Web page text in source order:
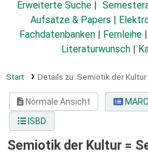
Erweiterte Suche
Aufsätze & Papers
Fachdatenbanken
Fernleihe
Literaturwunsch
Start Details zu: Semiotik der Kultur
Normale Ansicht
ISBD
Semiotik der Kultur =